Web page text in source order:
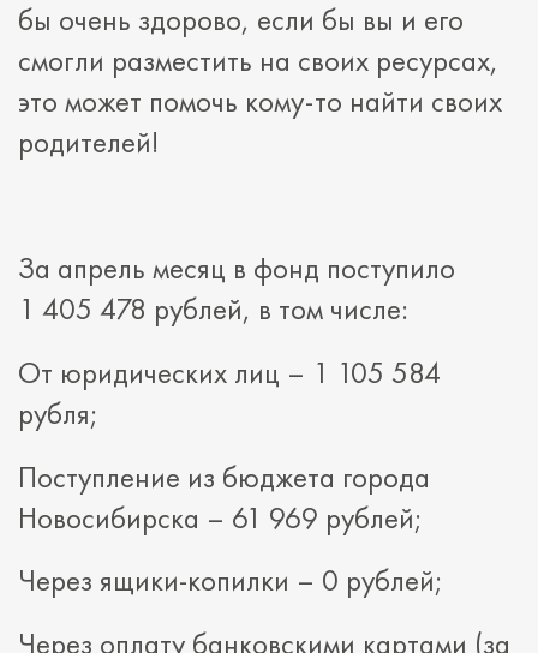
бы очень здорово, если бы вы и его
смогли разместить на своих ресурсах,
это может помочь кому-то найти своих
родителей!
За апрель месяц в фонд поступило
1 405 478 рублей, в том числе:
От юридических лиц – 1 105 584
рубля;
Поступление из бюджета города
Новосибирска – 61 969 рублей;
Через ящики-копилки – 0 рублей;
Через оплату банковскими картами (за